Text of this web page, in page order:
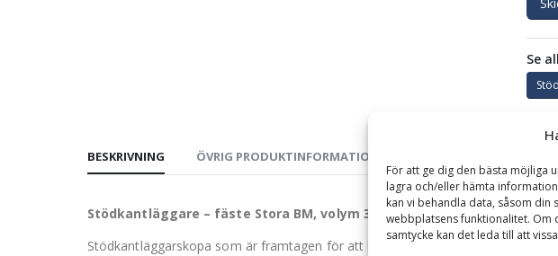
För att ge dig den bästa möjliga
lagra och/eller hämta
kan vi behandla data, såsom
webbplatsens funktionalitet. Om
samtycke kan det leda till att
Se
BESKRIVNING ÖVRIG PRODUKTINFORMATION
Stödkantläggare – fäste Stora BM, volym 3100 liter, totalbredd 3400
Stödkantläggarskopa som är framtagen för att kunna lägga stödkanter utmed